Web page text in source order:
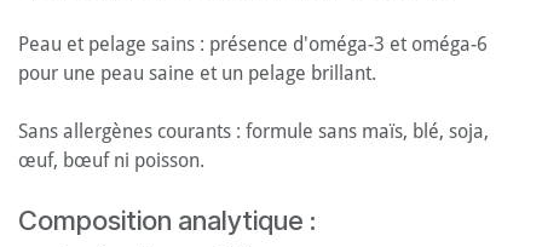
Peau et pelage sains : présence d'oméga-3 et oméga-6
pour une peau saine et un pelage brillant.
Sans allergènes courants : formule sans maïs, blé, soja,
œuf, bœuf ni poisson.
Composition analytique :